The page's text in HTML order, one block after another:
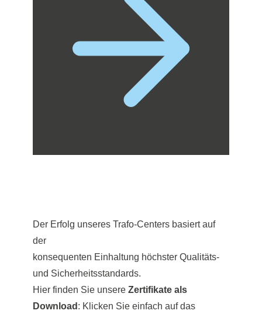
Der Erfolg unseres Trafo-Centers basiert auf
der
konsequenten Einhaltung höchster Qualitäts-
und Sicherheitsstandards.
Hier finden Sie unsere Zertifikate als
Download: Klicken Sie einfach auf das